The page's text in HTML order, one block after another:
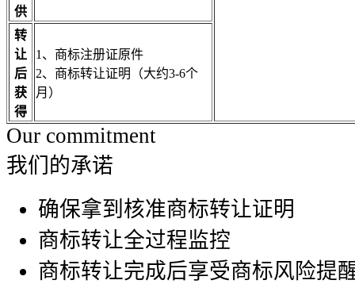
供
转
让
后
获
得
1、商标注册证原件
2、商标转让证明（大约3-6个
月）
Our commitment
我们的承诺
确保拿到核准商标转让证明
商标转让全过程监控
商标转让完成后享受商标风险提